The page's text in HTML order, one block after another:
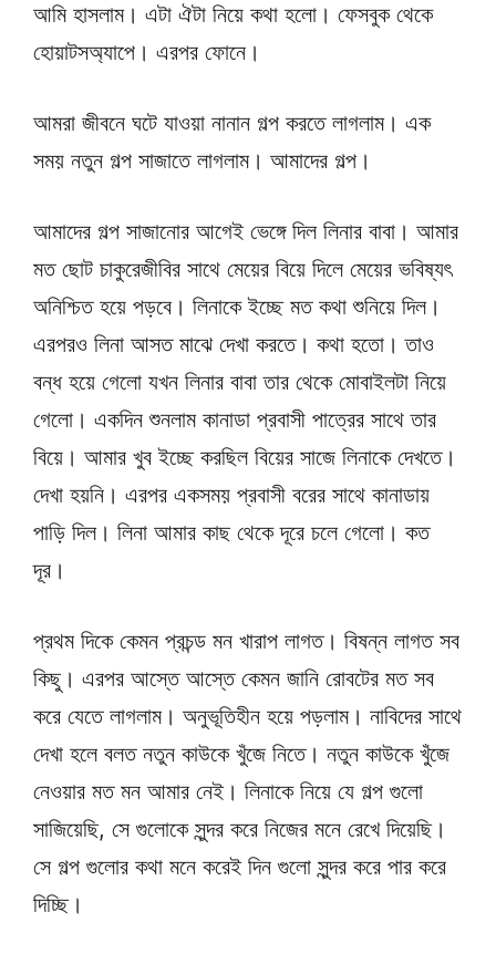
আমি হাসলাম। এটা ঐটা নিয়ে কথা হলো। ফেসবুক থেকে
হোয়াটসঅ্যাপে। এরপর ফোনে।
আমরা জীবনে ঘটে যাওয়া নানান গল্প করতে লাগলাম। এক
সময় নতুন গল্প সাজাতে লাগলাম। আমাদের গল্প।
আমাদের গল্প সাজানোর আগেই ভেঙ্গে দিল লিনার বাবা। আমার
মত ছোট চাকুরেজীবির সাথে মেয়ের বিয়ে দিলে মেয়ের ভবিষ্যৎ
অনিশ্চিত হয়ে পড়বে। লিনাকে ইচ্ছে মত কথা শুনিয়ে দিল।
এরপরও লিনা আসত মাঝে দেখা করতে। কথা হতো। তাও
বন্ধ হয়ে গেলো যখন লিনার বাবা তার থেকে মোবাইলটা নিয়ে
গেলো। একদিন শুনলাম কানাডা প্রবাসী পাত্রের সাথে তার
বিয়ে। আমার খুব ইচ্ছে করছিল বিয়ের সাজে লিনাকে দেখতে।
দেখা হয়নি। এরপর একসময় প্রবাসী বরের সাথে কানাডায়
পাড়ি দিল। লিনা আমার কাছ থেকে দূরে চলে গেলো। কত
দূর।
প্রথম দিকে কেমন প্রচন্ড মন খারাপ লাগত। বিষন্ন লাগত সব
কিছু। এরপর আস্তে আস্তে কেমন জানি রোবটের মত সব
করে যেতে লাগলাম। অনুভূতিহীন হয়ে পড়লাম। নাবিদের সাথে
দেখা হলে বলত নতুন কাউকে খুঁজে নিতে। নতুন কাউকে খুঁজে
নেওয়ার মত মন আমার নেই। লিনাকে নিয়ে যে গল্প গুলো
সাজিয়েছি, সে গুলোকে সুন্দর করে নিজের মনে রেখে দিয়েছি।
সে গল্প গুলোর কথা মনে করেই দিন গুলো সুন্দর করে পার করে
দিচ্ছি।